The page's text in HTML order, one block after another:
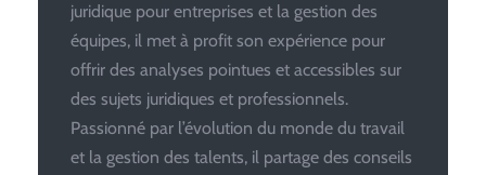
juridique pour entreprises et la gestion des
équipes, il met à profit son expérience pour
offrir des analyses pointues et accessibles sur
des sujets juridiques et professionnels.
Passionné par l’évolution du monde du travail
et la gestion des talents, il partage des conseils